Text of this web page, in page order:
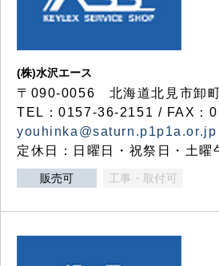
(株)水沢エース
〒090-0056 北海道北見市卸
TEL：0157-36-2151 / FAX：
youhinka@saturn.p1p1a.or.jp
定休日：日曜日・祝祭日・土曜
販売可 工事・取付可